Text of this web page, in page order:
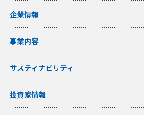
企業情報
事業内容
サスティナビリティ
投資家情報